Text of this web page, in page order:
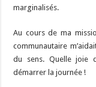
marginalisés.
Au cours de ma
communautaire
du sens. Quelle joie
démarrer la journée !